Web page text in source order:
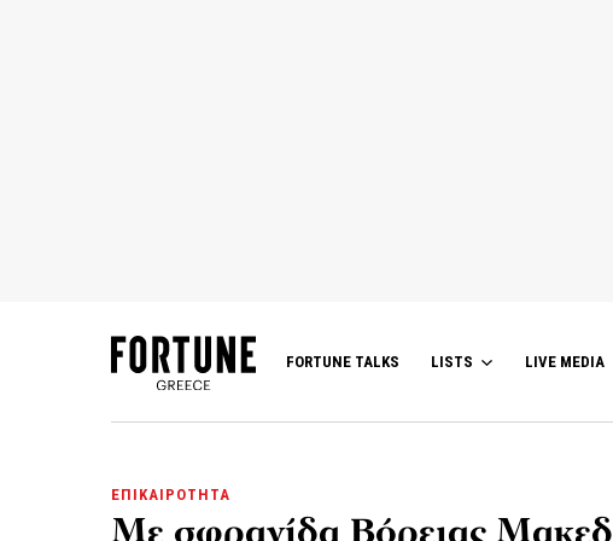
FORTUNE TALKS LISTS LIVE MEDIA
ΕΠΙΚΑΙΡΟΤΗΤΑ